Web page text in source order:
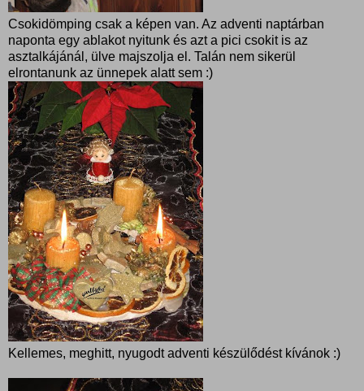
Csokidömping csak a képen van. Az adventi naptárban
naponta egy ablakot nyitunk és azt a pici csokit is az
asztalkájánál, ülve majszolja el. Talán nem sikerül
elrontanunk az ünnepek alatt sem :)
Kellemes, meghitt, nyugodt adventi készülődést kívánok :)